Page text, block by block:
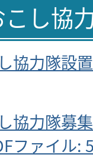
し協
協力隊設
協力隊募
ファイル: